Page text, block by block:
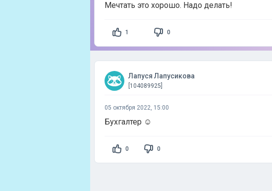
Мечтать это хорошо. Надо делать!
1 0
Лапуся Лапусикова
[104089925]
05 октября 2022, 15:00
Бухгалтер ☺️
0 0